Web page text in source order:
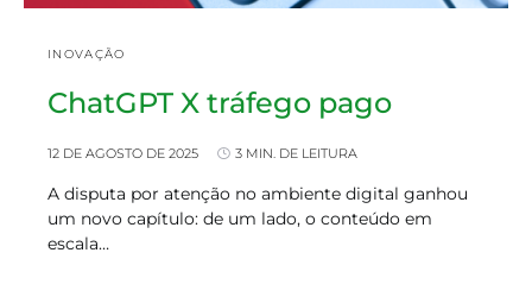
INOVAÇÃO
ChatGPT X tráfego pago
12 DE AGOSTO DE 2025 3 MIN. DE LEITURA
A disputa por atenção no ambiente digital ganhou
um novo capítulo: de um lado, o conteúdo em
escala…